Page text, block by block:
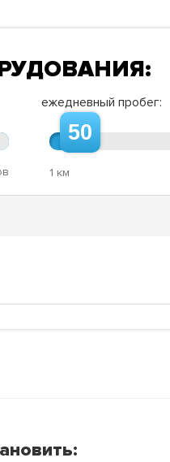
ежедневный пробег:
50
1 км